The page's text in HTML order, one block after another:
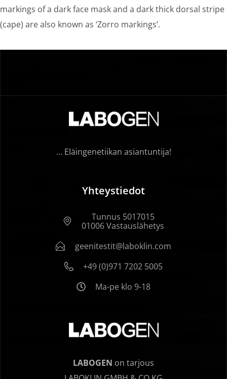
markings of a dark face mask and a dark thick dorsal stripe
(cape) are also known as ‘Zorro markings’.
… Eläingenetiikan asiantuntija!
Yhteystiedot
Tunnus 5017015
01006 Vastauslähetys
geenitestit@laboklin.com
+49 (0)971 7202 5005
Ma-pe klo 9-18
LABOGEN on tarjous